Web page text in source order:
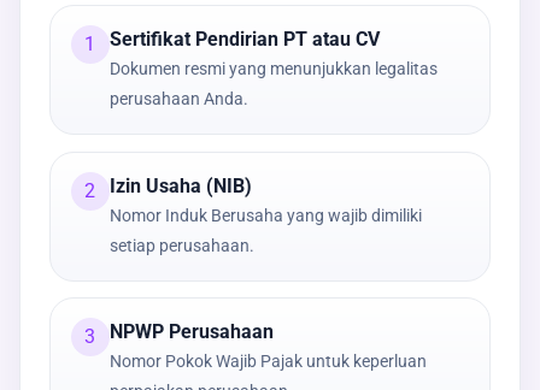
1 Sertifikat Pendirian PT atau CV
Dokumen resmi yang menunjukkan legalitas
perusahaan Anda.
2 Izin Usaha (NIB)
Nomor Induk Berusaha yang wajib dimiliki
setiap perusahaan.
3 NPWP Perusahaan
Nomor Pokok Wajib Pajak untuk keperluan